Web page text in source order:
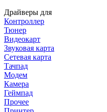
Драйверы для
Контроллер
Тюнер
Видеокарт
Звуковая карта
Сетевая карта
Тачпад
Модем
Камера
Геймпад
Прочее